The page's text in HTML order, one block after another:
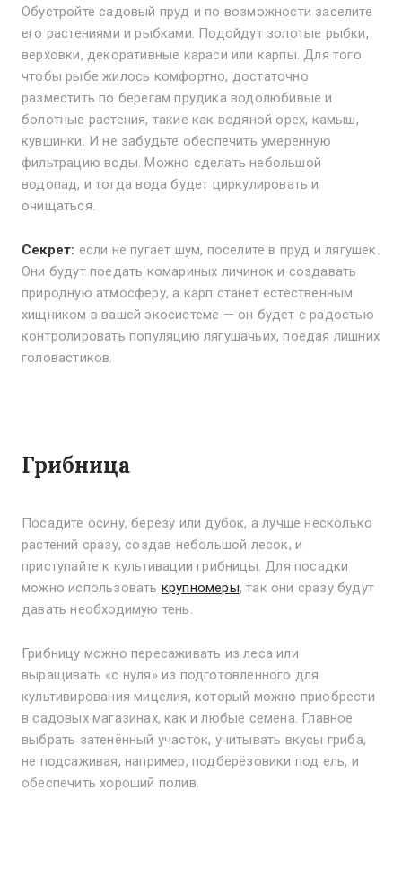
Обустройте садовый пруд и по возможности заселите
его растениями и рыбками. Подойдут золотые рыбки,
верховки, декоративные караси или карпы. Для того
чтобы рыбе жилось комфортно, достаточно
разместить по берегам прудика водолюбивые и
болотные растения, такие как водяной орех, камыш,
кувшинки. И не забудьте обеспечить умеренную
фильтрацию воды. Можно сделать небольшой
водопад, и тогда вода будет циркулировать и
очищаться.
Секрет: если не пугает шум, поселите в пруд и лягушек.
Они будут поедать комариных личинок и создавать
природную атмосферу, а карп станет естественным
хищником в вашей экосистеме — он будет с радостью
контролировать популяцию лягушачьих, поедая лишних
головастиков.
Грибница
Посадите осину, березу или дубок, а лучше несколько
растений сразу, создав небольшой лесок, и
приступайте к культивации грибницы. Для посадки
можно использовать крупномеры, так они сразу будут
давать необходимую тень.
Грибницу можно пересаживать из леса или
выращивать «с нуля» из подготовленного для
культивирования мицелия, который можно приобрести
в садовых магазинах, как и любые семена. Главное
выбрать затенённый участок, учитывать вкусы гриба,
не подсаживая, например, подберёзовики под ель, и
обеспечить хороший полив.